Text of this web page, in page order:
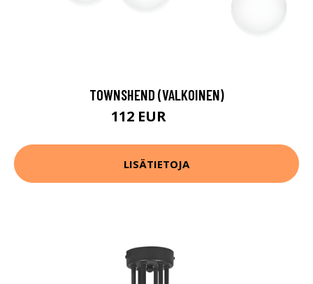
TOWNSHEND (VALKOINEN)
112 EUR
LISÄTIETOJA